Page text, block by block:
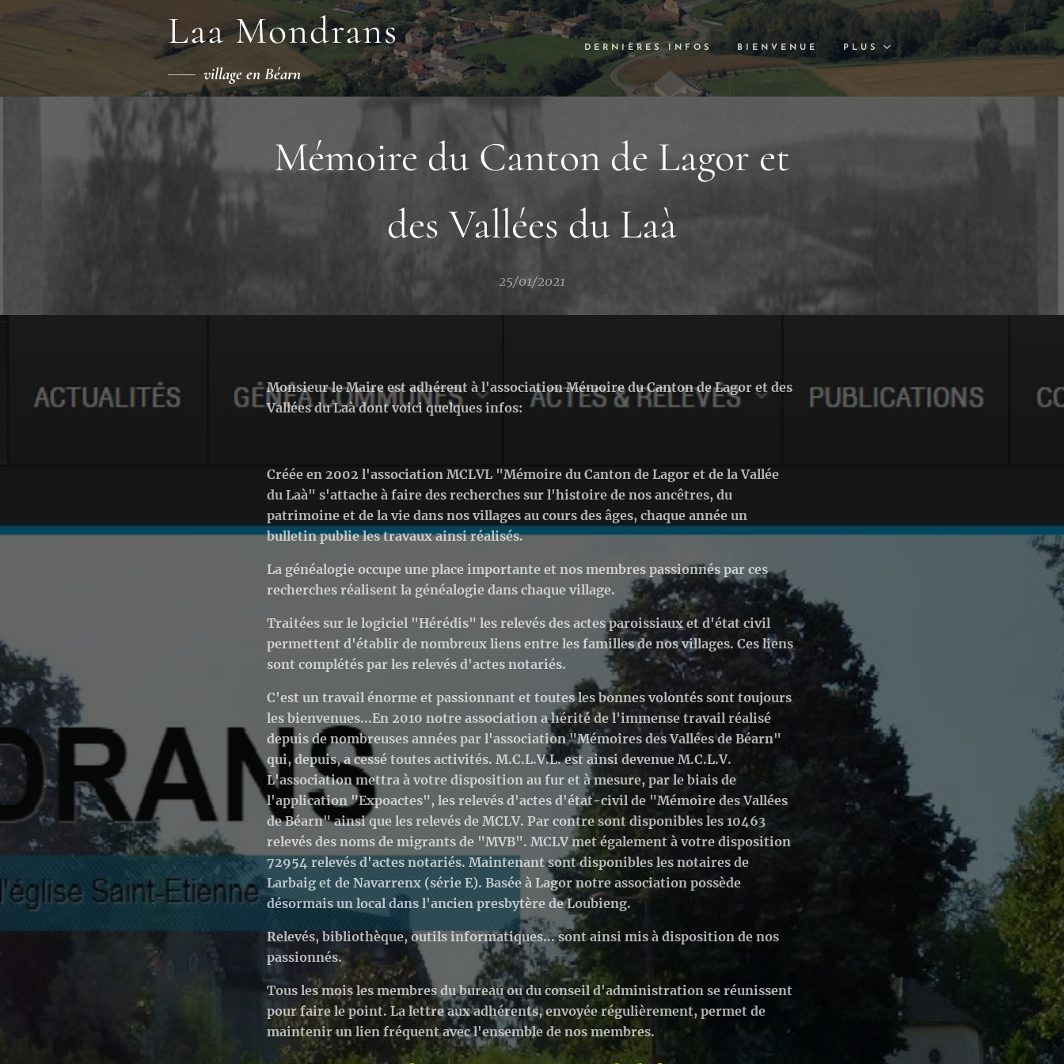
Laa Mondrans
village en Béarn
DERNIÈRES INFOS BIENVENUE PLUS
Mémoire du Canton de Lagor et
des Vallées du Laà
25/01/2021
Monsieur le Maire est adhérent à l'association Mémoire du Canton de Lagor et des
Vallées du Laà dont voici quelques infos:
Créée en 2002 l'association MCLVL "Mémoire du Canton de Lagor et de la Vallée
du Laà" s'attache à faire des recherches sur l'histoire de nos ancêtres, du
patrimoine et de la vie dans nos villages au cours des âges, chaque année un
bulletin publie les travaux ainsi réalisés.
La généalogie occupe une place importante et nos membres passionnés par ces
recherches réalisent la généalogie dans chaque village.
Traitées sur le logiciel "Hérédis" les relevés des actes paroissiaux et d'état civil
permettent d'établir de nombreux liens entre les familles de nos villages. Ces liens
sont complétés par les relevés d'actes notariés.
C'est un travail énorme et passionnant et toutes les bonnes volontés sont toujours
les bienvenues...En 2010 notre association a hérité de l'immense travail réalisé
depuis de nombreuses années par l'association "Mémoires des Vallées de Béarn"
qui, depuis, a cessé toutes activités. M.C.L.V.L. est ainsi devenue M.C.L.V.
L'association mettra à votre disposition au fur et à mesure, par le biais de
l'application "Expoactes", les relevés d'actes d'état-civil de "Mémoire des Vallées
de Béarn" ainsi que les relevés de MCLV. Par contre sont disponibles les 10463
relevés des noms de migrants de "MVB". MCLV met également à votre disposition
72954 relevés d'actes notariés. Maintenant sont disponibles les notaires de
Larbaig et de Navarrenx (série E). Basée à Lagor notre association possède
désormais un local dans l'ancien presbytère de Loubieng.
Relevés, bibliothèque, outils informatiques... sont ainsi mis à disposition de nos
passionnés.
Tous les mois les membres du bureau ou du conseil d'administration se réunissent
pour faire le point. La lettre aux adhérents, envoyée régulièrement, permet de
maintenir un lien fréquent avec l'ensemble de nos membres.